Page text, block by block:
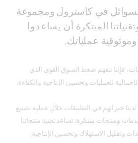
في كاسترول ومجموعة
المبتكرة أن يساعدوا
عملياتك.
فإننا نتفهم ضغط السوق القوي الذي
للعمليات وتحسين الإنتاجية والكفاءة.
خبراتهم في التطبيقات خلال عملية تصنيع
ومنتجات مبتكرة. تساعد تقنية منتجاتنا
وتقليل الاستهلاك وتحسين الإنتاجية.